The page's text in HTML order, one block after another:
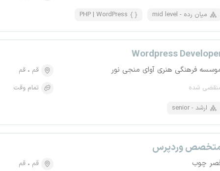
mid level - میان رده PHP | WordPress
Wordpress
فرهنگی هنری آوای منجی نور
شده
قم
قم
تمام وقت
senior - ارشد
وردپرس
چوب قم
قم